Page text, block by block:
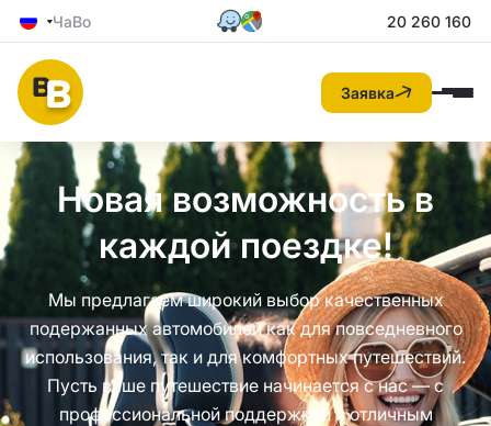
ЧаВо 20 260 160
Заявка
Новая возможность в
каждой поездке!
Мы предлагаем широкий выбор качественных
подержанных автомобилей как для повседневного
использования, так и для комфортных путешествий.
Пусть ваше путешествие начинается с нас — с
профессиональной поддержкой и отличным